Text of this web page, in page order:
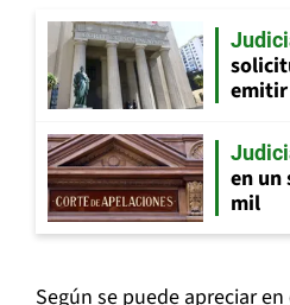
emitir
en un
mil
Según se puede apreciar